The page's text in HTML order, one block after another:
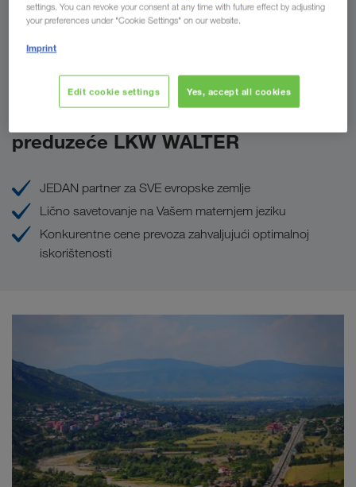
preduzeće LKW WALTER
JEDAN partner za SVE evropske zemlje
Lično savetovanje na Vašem maternjem jeziku
Konkurentne cene prevoza zahvaljujući optimalnoj
iskorištenosti
settings. You can revoke your consent at any time with future effect by adjusting
your preferences under "Cookie Settings" on our website.
Imprint
Edit cookie settings Yes, accept all cookies